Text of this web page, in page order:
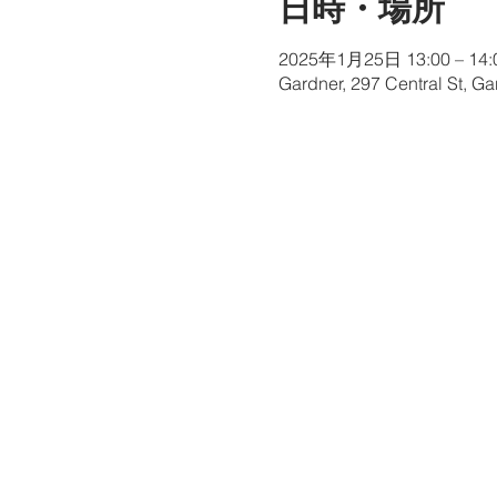
日時・場所
2025年1月25日 13:00 –
Gardner, 297 Central St,